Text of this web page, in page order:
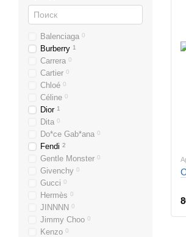
Balenciaga 0
Burberry 1
Carrera 0
Cartier 0
Chloé 0
Céline 0
Dior 1
Dita 0
Do*ce Gab*ana 0
Fendi 2
Gentle Monster 0
Givenchy 0
Gucci 0
Hermès 0
JINNNN 0
Jimmy Choo 0
Kenzo 0